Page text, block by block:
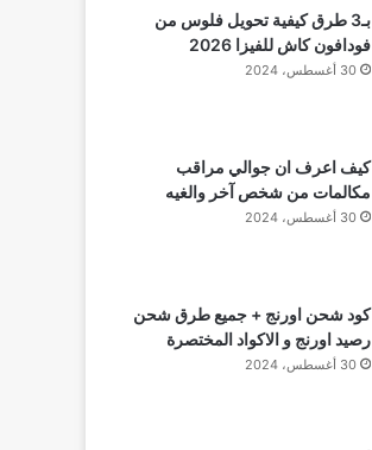
بـ3 طرق كيفية تحويل فلوس من
فودافون كاش للفيزا 2026
30 أغسطس، 2024
كيف اعرف ان جوالي مراقب
مكالمات من شخص آخر والغيه
30 أغسطس، 2024
كود شحن اورنج + جميع طرق شحن
رصيد اورنج و الاكواد المختصرة
30 أغسطس، 2024